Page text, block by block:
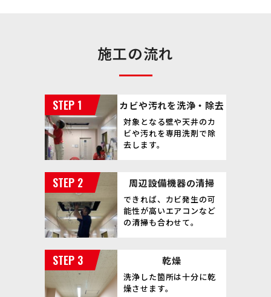
施工の流れ
カビや汚れを洗浄・除去
対象となる壁や天井のカ
ビや汚れを専用洗剤で除
去します。
周辺設備機器の清掃
できれば、カビ発生の可
能性が高いエアコンなど
の清掃も合わせて。
乾燥
洗浄した箇所は十分に乾
燥させます。